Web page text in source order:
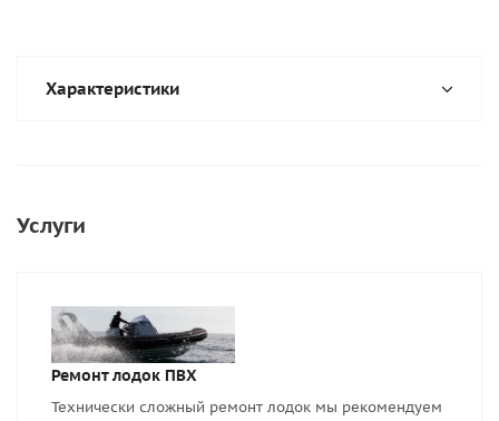
Характеристики
Услуги
Ремонт лодок ПВХ
Технически сложный ремонт лодок мы рекомендуем